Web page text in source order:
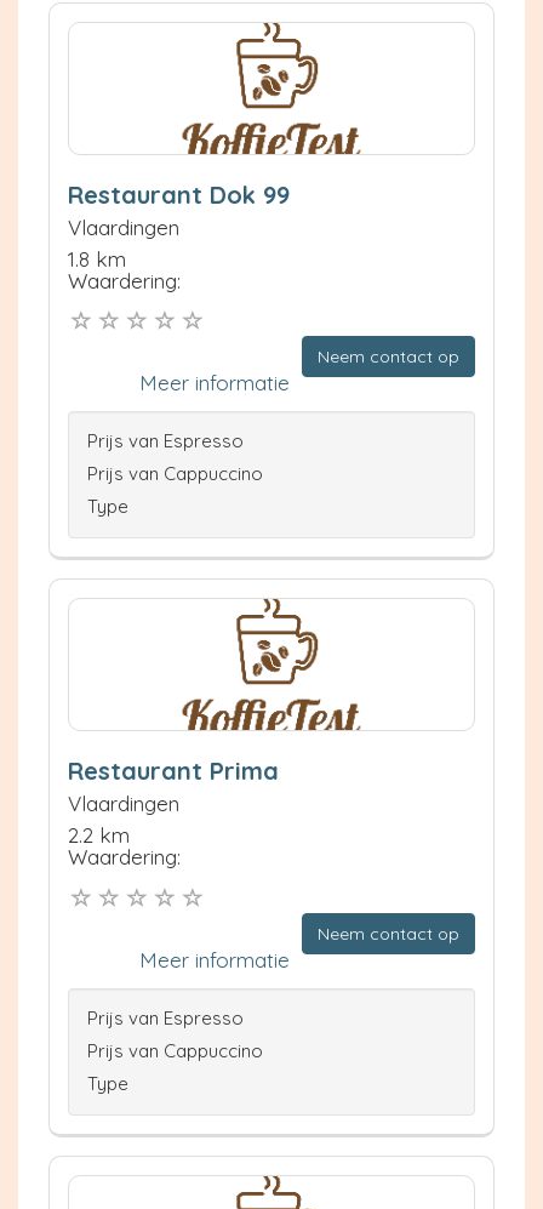
Restaurant Dok 99
Vlaardingen
1.8 km
Waardering:
Neem contact op
Meer informatie
Prijs van Espresso
Prijs van Cappuccino
Type
Restaurant Prima
Vlaardingen
2.2 km
Waardering:
Neem contact op
Meer informatie
Prijs van Espresso
Prijs van Cappuccino
Type